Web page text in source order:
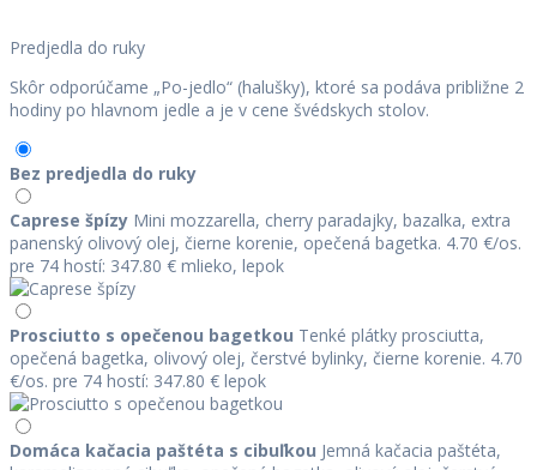
Predjedla do ruky
Skôr odporúčame „Po-jedlo“ (halušky), ktoré sa podáva približne 2
hodiny po hlavnom jedle a je v cene švédskych stolov.
Bez predjedla do ruky
Caprese špízy Mini mozzarella, cherry paradajky, bazalka, extra
panenský olivový olej, čierne korenie, opečená bagetka. 4.70 €/os.
pre 74 hostí: 347.80 € mlieko, lepok
Prosciutto s opečenou bagetkou Tenké plátky prosciutta,
opečená bagetka, olivový olej, čerstvé bylinky, čierne korenie. 4.70
€/os. pre 74 hostí: 347.80 € lepok
Domáca kačacia paštéta s cibuľkou Jemná kačacia paštéta,